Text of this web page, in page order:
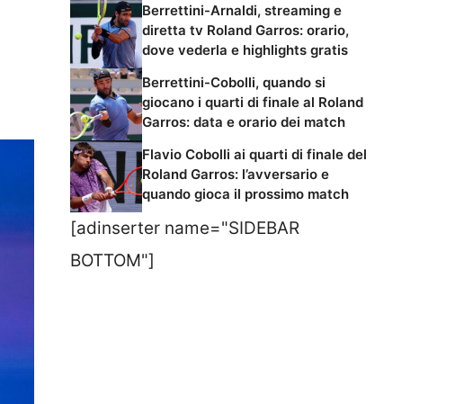
Berrettini-Arnaldi, streaming e
diretta tv Roland Garros: orario,
dove vederla e highlights gratis
Berrettini-Cobolli, quando si
giocano i quarti di finale al Roland
Garros: data e orario dei match
Flavio Cobolli ai quarti di finale del
Roland Garros: l’avversario e
quando gioca il prossimo match
[adinserter name="SIDEBAR
BOTTOM"]